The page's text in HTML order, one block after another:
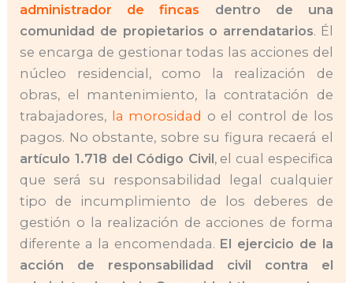
administrador de fincas dentro de una
comunidad de propietarios o arrendatarios. Él
se encarga de gestionar todas las acciones del
núcleo residencial, como la realización de
obras, el mantenimiento, la contratación de
trabajadores, la morosidad o el control de los
pagos. No obstante, sobre su figura recaerá el
artículo 1.718 del Código Civil, el cual especifica
que será su responsabilidad legal cualquier
tipo de incumplimiento de los deberes de
gestión o la realización de acciones de forma
diferente a la encomendada. El ejercicio de la
acción de responsabilidad civil contra el